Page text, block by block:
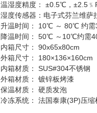
温湿度精度： ±0.5℃，
湿度传感器：电子式芬兰维萨
升温时间： 10℃ ～ 80℃ 约需
降温时间： 50℃ ～10℃约需
内箱尺寸： 90x65x80cm
外箱尺寸： 180×136×160cm
内箱材质： SUS#304不锈钢
外箱材质： 镀锌板烤漆
保温材质： 硬质发泡
冷冻系统： 法国泰康(3P)压缩